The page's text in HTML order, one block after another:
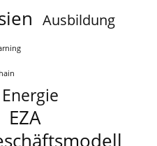
Ausbildung
Energie
EZA